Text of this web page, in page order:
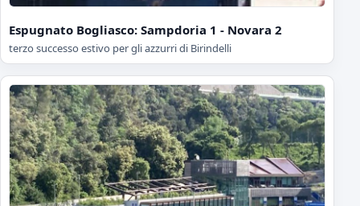
Espugnato Bogliasco: Sampdoria 1 - Novara 2
terzo successo estivo per gli azzurri di Birindelli